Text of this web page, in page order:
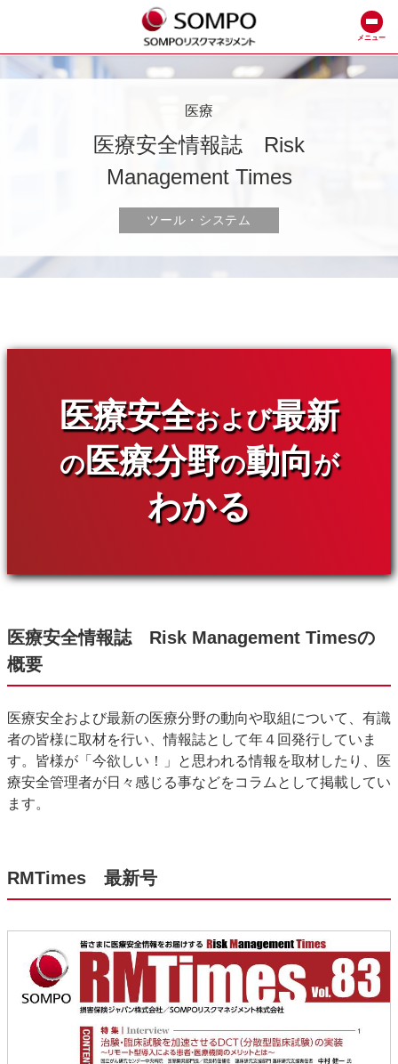
メニュー
医療
医療安全情報誌 Risk
Management Times
ツール・システム
医療安全および最新
の医療分野の動向が
わかる
医療安全情報誌 Risk Management Timesの
概要
医療安全および最新の医療分野の動向や取組について、有識
者の皆様に取材を行い、情報誌として年４回発行していま
す。皆様が「今欲しい！」と思われる情報を取材したり、医
療安全管理者が日々感じる事などをコラムとして掲載してい
ます。
RMTimes 最新号